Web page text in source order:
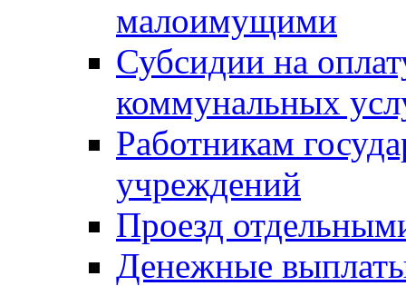
малоимущими
Субсидии на
коммунальных
Работникам
учреждений
Проезд
Денежные